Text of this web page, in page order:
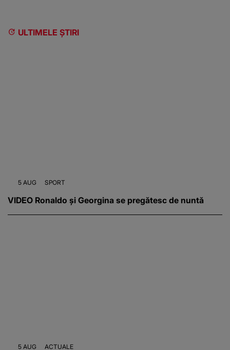
ULTIMELE ȘTIRI
5 AUG SPORT
VIDEO Ronaldo și Georgina se pregătesc de nuntă
5 AUG ACTUALE